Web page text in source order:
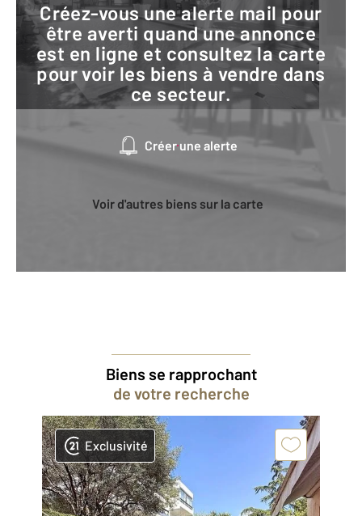
Créez-vous une alerte mail pour
être averti quand une annonce
est en ligne et consultez la carte
pour voir les biens à vendre dans
ce secteur.
Créer une alerte
Voir d'autres biens sur la carte
Biens se rapprochant
de votre recherche
Exclusivité